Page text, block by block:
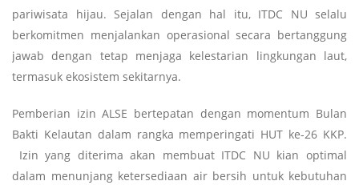
pariwisata hijau. Sejalan dengan hal itu, ITDC NU selalu
berkomitmen menjalankan operasional secara bertanggung
jawab dengan tetap menjaga kelestarian lingkungan laut,
termasuk ekosistem sekitarnya.
Pemberian izin ALSE bertepatan dengan momentum Bulan
Bakti Kelautan dalam rangka memperingati HUT ke-26 KKP.
Izin yang diterima akan membuat ITDC NU kian optimal
dalam menunjang ketersediaan air bersih untuk kebutuhan